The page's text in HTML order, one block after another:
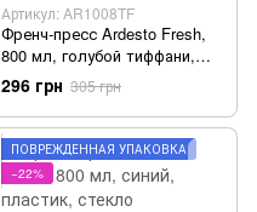
Артикул: AR1008TF
Френч-пресс Ardesto Fresh,
800 мл, голубой тиффани,
пластик, стекло AR1008TF -
Уцінка
296 грн 305 грн
ПОВРЕЖДЁННАЯ УПАКОВКА
−22%